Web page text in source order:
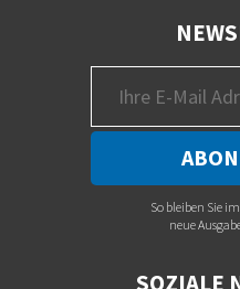
So bleiben Sie
neue